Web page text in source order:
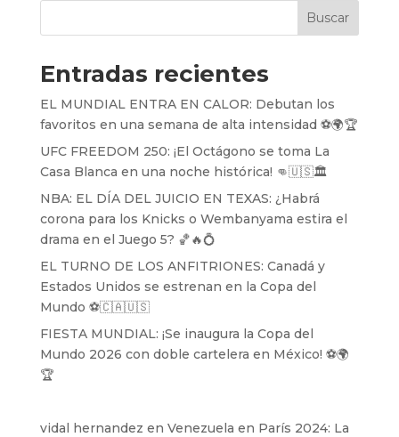
Buscar
Entradas recientes
EL MUNDIAL ENTRA EN CALOR: Debutan los
favoritos en una semana de alta intensidad ⚽️🌍🏆
UFC FREEDOM 250: ¡El Octágono se toma La
Casa Blanca en una noche histórica! 👊🇺🇸🏛️
NBA: EL DÍA DEL JUICIO EN TEXAS: ¿Habrá
corona para los Knicks o Wembanyama estira el
drama en el Juego 5? 🏀🔥💍
EL TURNO DE LOS ANFITRIONES: Canadá y
Estados Unidos se estrenan en la Copa del
Mundo ⚽️🇨🇦🇺🇸
FIESTA MUNDIAL: ¡Se inaugura la Copa del
Mundo 2026 con doble cartelera en México! ⚽️🌍
🏆
vidal hernandez en Venezuela en París 2024: La